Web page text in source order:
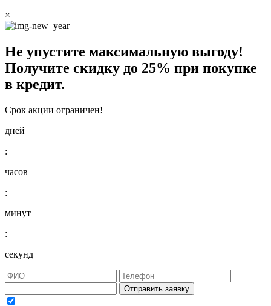
×
Не упустите максимальную выгоду!
Получите скидку до 25% при покупке
в кредит.
Срок акции ограничен!
дней
:
часов
:
минут
:
секунд
Отправить заявку